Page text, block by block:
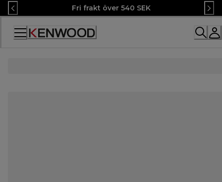
Skip
to
Content
Fri frakt över 540 SEK
Accessibility